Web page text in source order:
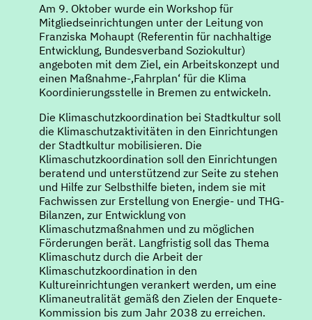
Am 9. Oktober wurde ein Workshop für
Mitgliedseinrichtungen unter der Leitung von
Franziska Mohaupt (Referentin für nachhaltige
Entwicklung, Bundesverband Soziokultur)
angeboten mit dem Ziel, ein Arbeitskonzept und
einen Maßnahme-‚Fahrplan‘ für die Klima
Koordinierungsstelle in Bremen zu entwickeln.
Die Klimaschutzkoordination bei Stadtkultur soll
die Klimaschutzaktivitäten in den Einrichtungen
der Stadtkultur mobilisieren. Die
Klimaschutzkoordination soll den Einrichtungen
beratend und unterstützend zur Seite zu stehen
und Hilfe zur Selbsthilfe bieten, indem sie mit
Fachwissen zur Erstellung von Energie- und THG-
Bilanzen, zur Entwicklung von
Klimaschutzmaßnahmen und zu möglichen
Förderungen berät. Langfristig soll das Thema
Klimaschutz durch die Arbeit der
Klimaschutzkoordination in den
Kultureinrichtungen verankert werden, um eine
Klimaneutralität gemäß den Zielen der Enquete-
Kommission bis zum Jahr 2038 zu erreichen.